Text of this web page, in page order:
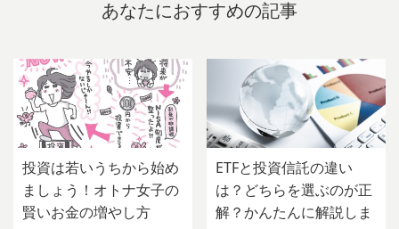
あなたにおすすめの記事
投資は若いうちから始め
ましょう！オトナ女子の
賢いお金の増やし方
ETFと投資信託の違い
は？どちらを選ぶのが正
解？かんたんに解説しま